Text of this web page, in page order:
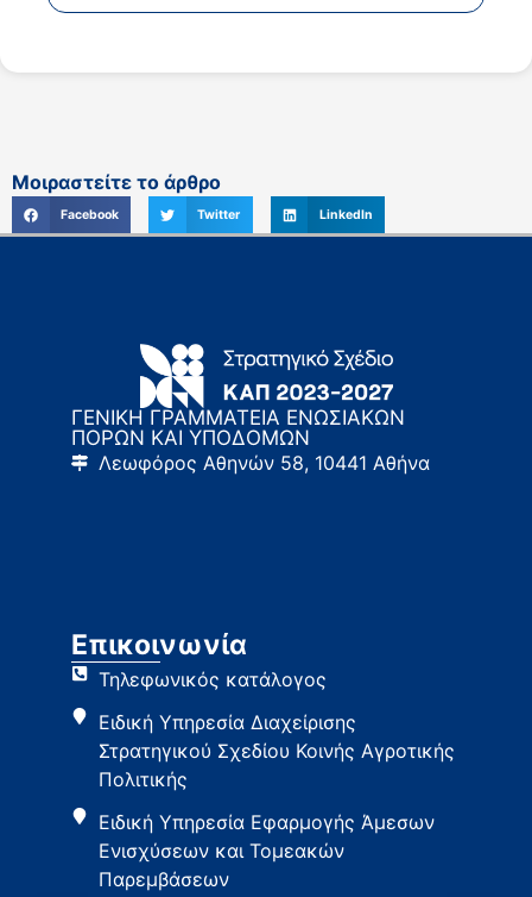
Μοιραστείτε το άρθρο
Facebook Twitter LinkedIn
ΓΕΝΙΚΗ ΓΡΑΜΜΑΤΕΙΑ ΕΝΩΣΙΑΚΩΝ
ΠΟΡΩΝ ΚΑΙ ΥΠΟΔΟΜΩΝ
Λεωφόρος Αθηνών 58, 10441 Αθήνα
Επικοινωνία
Τηλεφωνικός κατάλογος
Ειδική Υπηρεσία Διαχείρισης
Στρατηγικού Σχεδίου Κοινής Αγροτικής
Πολιτικής
Ειδική Υπηρεσία Εφαρμογής Άμεσων
Ενισχύσεων και Τομεακών
Παρεμβάσεων